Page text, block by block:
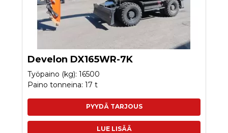
Develon DX165WR-7K
Työpaino (kg): 16500
Paino tonneina: 17 t
PYYDÄ TARJOUS
LUE LISÄÄ